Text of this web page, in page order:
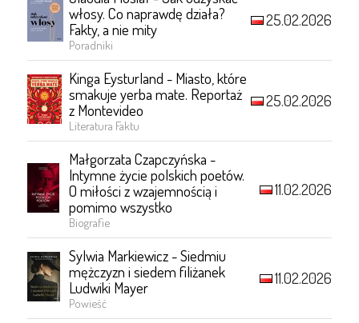
włosy. Co naprawdę działa?
Fakty, a nie mity
Poradniki
25.02.2026
Kinga Eysturland - Miasto, które
smakuje yerba mate. Reportaż
z Montevideo
Literatura Faktu
25.02.2026
Małgorzata Czapczyńska -
Intymne życie polskich poetów.
O miłości z wzajemnością i
pomimo wszystko
Biografie
11.02.2026
Sylwia Markiewicz - Siedmiu
mężczyzn i siedem filiżanek
Ludwiki Mayer
Powieść
11.02.2026